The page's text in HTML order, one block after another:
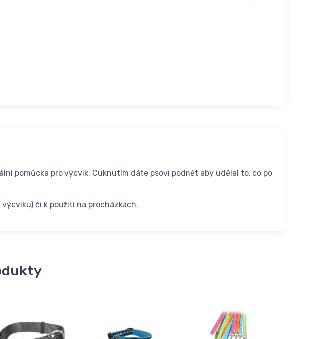
pomůcka pro výcvik. Cuknutím dáte psovi podnět aby udělal to, co po
či k použití na procházkách.